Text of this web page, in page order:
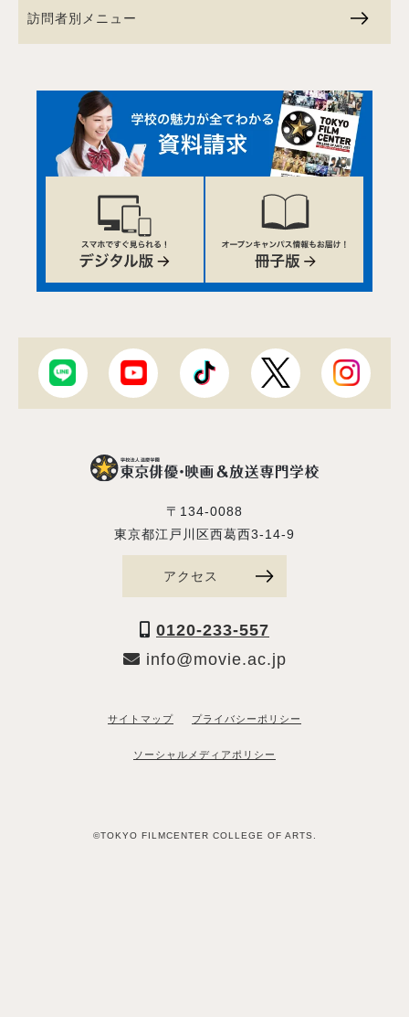
訪問者別メニュー
〒134-0088
東京都江戸川区西葛西3-14-9
アクセス
0120-233-557
info@movie.ac.jp
サイトマップ プライバシーポリシー
ソーシャルメディアポリシー
©TOKYO FILMCENTER COLLEGE OF ARTS.